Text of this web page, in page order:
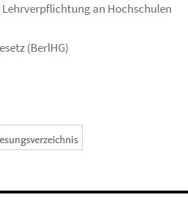
an Hochschulen
(BerlHG)